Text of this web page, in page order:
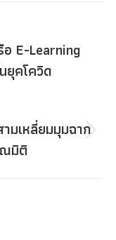
E-Learning
ยุคโควิด
มเหลี่ยมมุมฉาก
มิติ